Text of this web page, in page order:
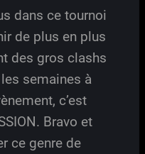
dans ce tournoi
de plus en plus
des gros clashs
semaines à
c’est
Bravo et
ce genre de